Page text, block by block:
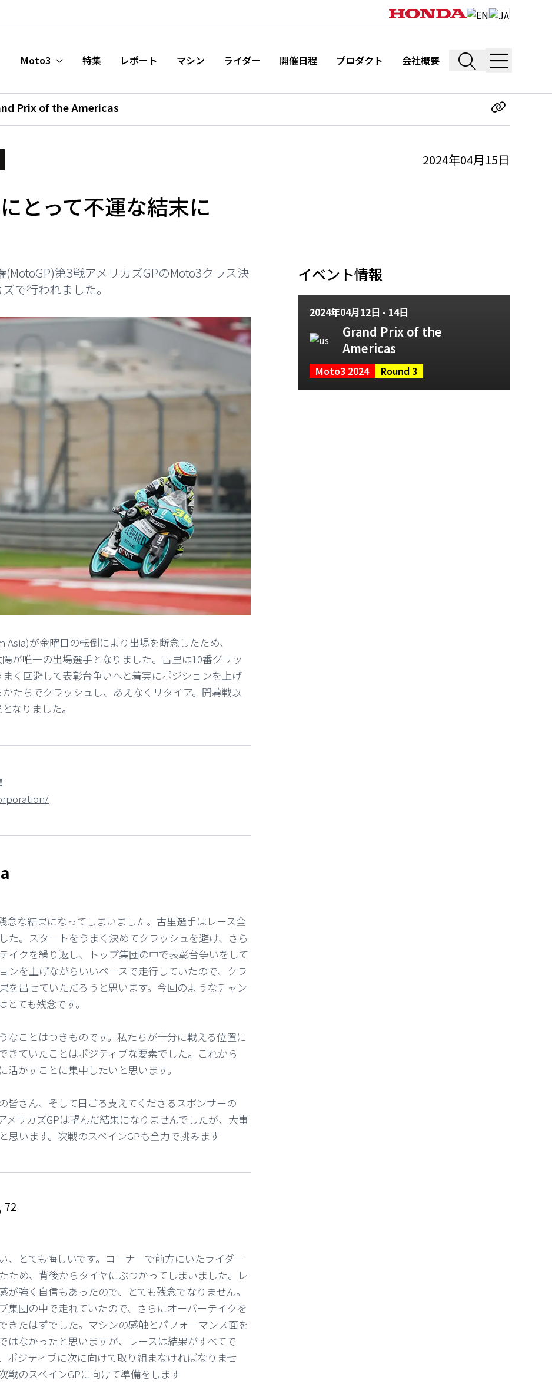
Moto3 特集 レポート マシン ライダー 開催日程 プロダクト 会社概要
Prix of the Americas
2024年04月15日
とって不運な結末に
第3戦アメリカズGPのMoto3クラス決
で行われました。
が金曜日の転倒により出場を断念したため、
が唯一の出場選手となりました。古里は10番グリッ
く回避して表彰台争いへと着実にポジションを上げ
たちでクラッシュし、あえなくリタイア。開幕戦以
なりました。
念な結果になってしまいました。古里選手はレース全
た。スタートをうまく決めてクラッシュを避け、さら
イクを繰り返し、トップ集団の中で表彰台争いをして
ンを上げながらいいペースで走行していたので、クラ
を出せていただろうと思います。今回のようなチャン
ても残念です。
なことはつきものです。私たちが十分に戦える位置に
きていたことはポジティブな要素でした。これから
活かすことに集中したいと思います。
皆さん、そして日ごろ支えてくださるスポンサーの
メリカズGPは望んだ結果になりませんでしたが、大事
思います。次戦のスペインGPも全力で挑みます
72
、とても悔しいです。コーナーで前方にいたライダー
ため、背後からタイヤにぶつかってしまいました。レ
が強く自信もあったので、とても残念でなりません。
集団の中で走れていたので、さらにオーバーテイクを
きたはずでした。マシンの感触とパフォーマンス面を
はなかったと思いますが、レースは結果がすべてで
ポジティブに次に向けて取り組まなければなりませ
戦のスペインGPに向けて準備をします
イベント情報
2024年04月12日 - 14日
Grand Prix of the
Americas
Moto3 2024 Round 3